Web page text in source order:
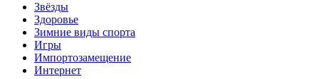
Звёзды
Здоровье
Зимние виды спорта
Игры
Импортозамещение
Интернет